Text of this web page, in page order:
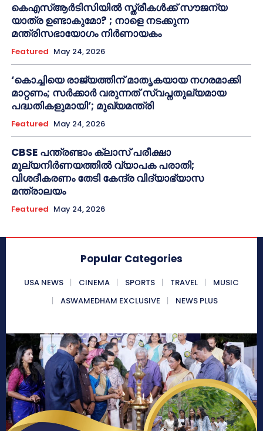
കെഎസ്ആർടിസിയിൽ സ്ത്രീകൾക്ക് സൗജന്യ
യാത്ര ഉണ്ടാകുമോ? ; നാളെ നടക്കുന്ന
മന്ത്രിസഭായോഗം നിർണായകം
Featured May 24, 2026
‘കൊച്ചിയെ രാജ്യത്തിന് മാതൃകയായ നഗരമാക്കി
മാറ്റണം; സർക്കാർ വരുന്നത് സ്വപ്നതുല്യമായ
പദ്ധതികളുമായി’; മുഖ്യമന്ത്രി
Featured May 24, 2026
CBSE പന്ത്രണ്ടാം ക്ലാസ് പരീക്ഷാ
മൂല്യനിർണയത്തിൽ വ്യാപക പരാതി;
വിശദീകരണം തേടി കേന്ദ്ര വിദ്യാഭ്യാസ
മന്ത്രാലയം
Featured May 24, 2026
Popular Categories
USA NEWS CINEMA SPORTS TRAVEL
MUSIC
ASWAMEDHAM EXCLUSIVE
NEWS PLUS